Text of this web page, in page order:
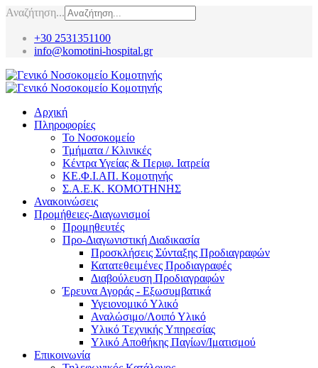
Αναζήτηση...
+30 2531351100
info@komotini-hospital.gr
Αρχική
Πληροφορίες
Το Νοσοκομείο
Τμήματα / Κλινικές
Κέντρα Υγείας & Περιφ. Ιατρεία
ΚΕ.Φ.Ι.ΑΠ. Κομοτηνής
Σ.Α.Ε.Κ. ΚΟΜΟΤΗΝΗΣ
Ανακοινώσεις
Προμήθειες-Διαγωνισμοί
Προμηθευτές
Προ-Διαγωνιστική Διαδικασία
Προσκλήσεις Σύνταξης Προδιαγραφών
Κατατεθειμένες Προδιαγραφές
Διαβούλευση Προδιαγραφών
Έρευνα Αγοράς - Εξωσυμβατικά
Υγειονομικό Υλικό
Αναλώσιμο/Λοιπό Υλικό
Υλικό Tεχνικής Yπηρεσίας
Υλικό Αποθήκης Παγίων/Ιματισμού
Επικοινωνία